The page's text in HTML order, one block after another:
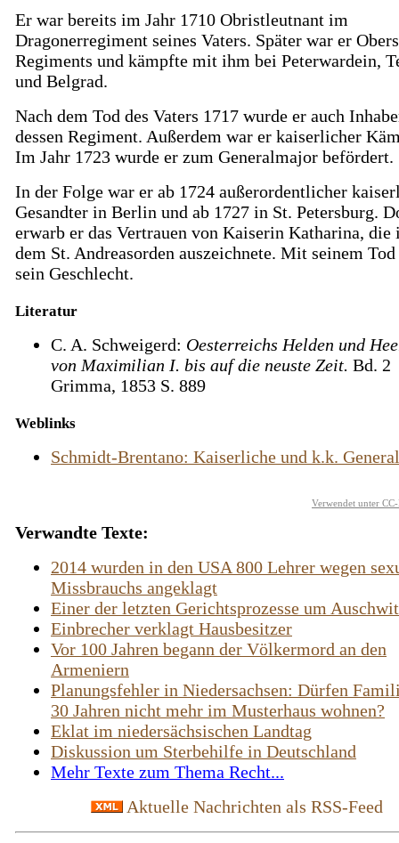
Er war bereits im Jahr 1710 Obristleutnant im
Dragonerregiment seines Vaters. Später war er
Regiments und kämpfte mit ihm bei Peterwardein,
und Belgrad.
Nach dem Tod des Vaters 1717 wurde er auch
dessen Regiment. Außerdem war er kaiserlicher
Im Jahr 1723 wurde er zum Generalmajor befördert.
In der Folge war er ab 1724 außerordentlicher
Gesandter in Berlin und ab 1727 in St. Petersburg.
erwarb er das Vertrauen von Kaiserin Katharina,
dem St. Andreasorden auszeichnete. Mit seinem
sein Geschlecht.
Literatur
C. A. Schweigerd: Oesterreichs Helden und
von Maximilian I. bis auf die neuste Zeit. Bd. 2
Grimma, 1853 S. 889
Weblinks
Schmidt-Brentano: Kaiserliche und k.k.
Verwendet unter
Verwandte Texte:
2014 wurden in den USA 800 Lehrer wegen
Missbrauchs angeklagt
Einer der letzten Gerichtsprozesse um
Einbrecher verklagt Hausbesitzer
Vor 100 Jahren begann der Völkermord an den
Armeniern
Planungsfehler in Niedersachsen: Dürfen
30 Jahren nicht mehr im Musterhaus wohnen?
Eklat im niedersächsischen Landtag
Diskussion um Sterbehilfe in Deutschland
Mehr Texte zum Thema Recht...
Aktuelle Nachrichten als RSS-Feed